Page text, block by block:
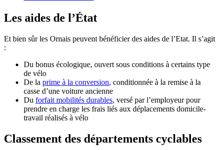
Les aides de l’État
Et bien sûr les Ornais peuvent bénéficier des aides de l’Etat. Il s’agit
:
Du bonus écologique, ouvert sous conditions à certains type
de vélo
De la prime à la conversion, conditionnée à la remise à la
casse d’une voiture ancienne
Du forfait mobilités durables, versé par l’employeur pour
prendre en charge les frais liés aux déplacements domicile-
travail réalisés à vélo
Classement des départements cyclables